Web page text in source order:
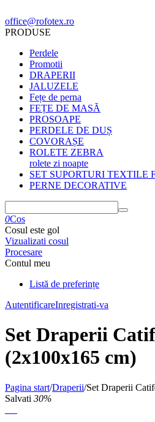
office@rofotex.ro
PRODUSE
Perdele
Promotii
DRAPERII
JALUZELE
Fețe de perna
FEȚE DE MASĂ
PROSOAPE
PERDELE DE DUȘ
COVORAȘE
ROLETE ZEBRA
rolete zi noapte
SET SUPORTURI TEXTILE
PERNE DECORATIVE
0Cos
Cosul este gol
Vizualizati cosul
Procesare
Contul meu
Listă de preferințe
AutentificareInregistrati-va
Set Draperii
(2x100x165 cm)
Pagina start/Draperii/Set Draperii
Salvati 30%